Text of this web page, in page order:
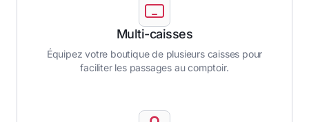
Multi-caisses
Équipez votre boutique de plusieurs caisses pour
faciliter les passages au comptoir.